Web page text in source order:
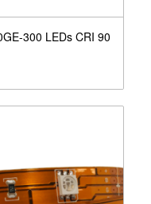
300 LEDs CRI 90